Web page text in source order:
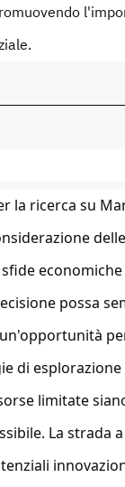
la ricerca su
economiche
possa
di esplorazione
limitate
La strada